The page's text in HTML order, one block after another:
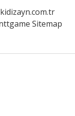
Sitemap